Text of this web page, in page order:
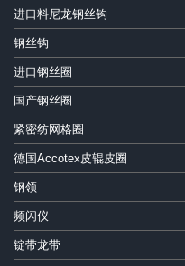
进口料尼龙钢丝钩
钢丝钩
进口钢丝圈
国产钢丝圈
紧密纺网格圈
德国Accotex皮辊皮圈
钢领
频闪仪
锭带龙带